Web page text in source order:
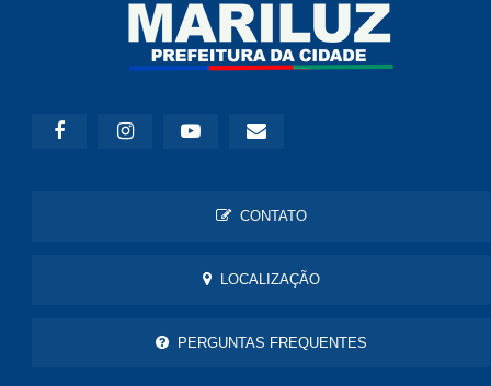
CONTATO
LOCALIZAÇÃO
PERGUNTAS FREQUENTES